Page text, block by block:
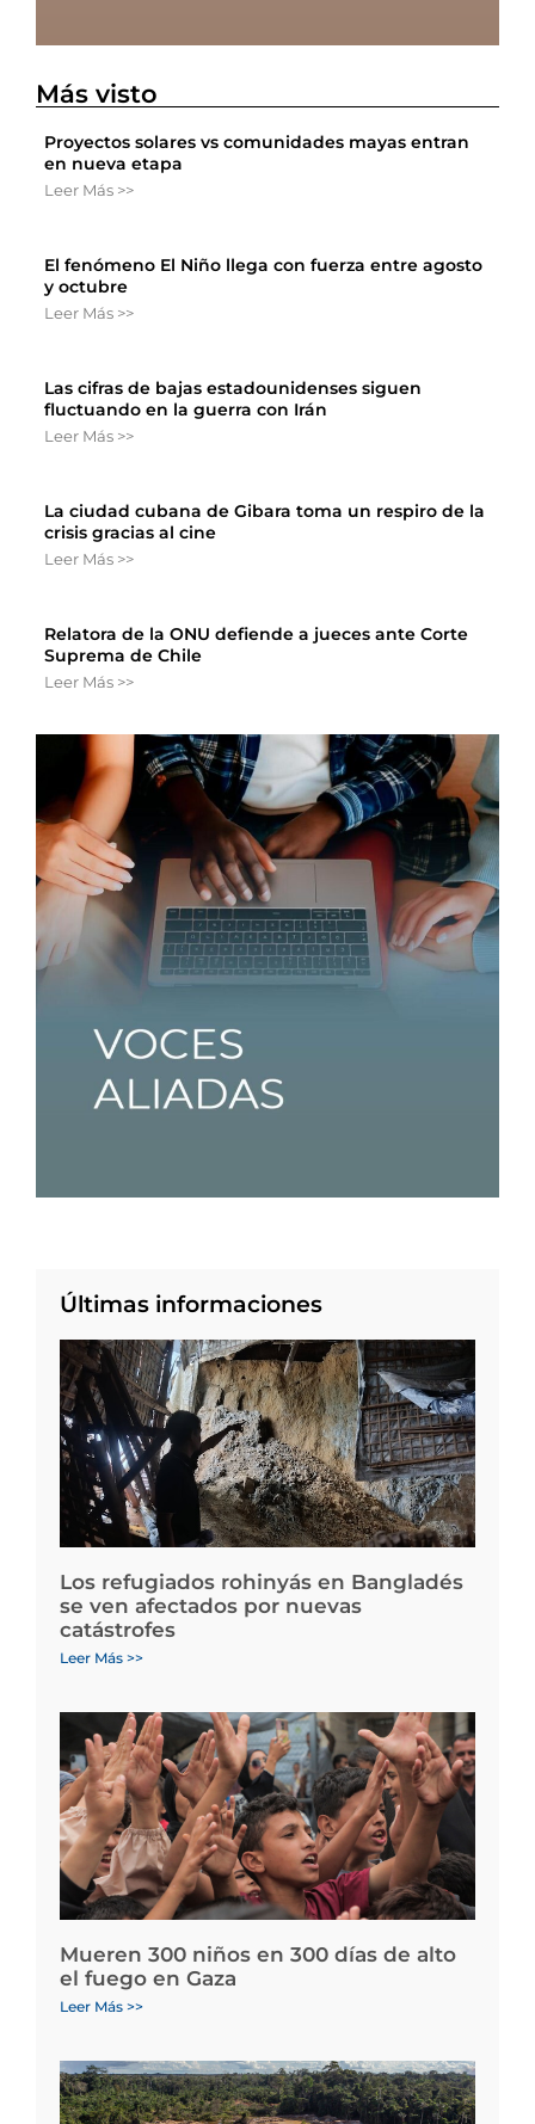
Más visto
Proyectos solares vs comunidades mayas entran
en nueva etapa
Leer Más >>
El fenómeno El Niño llega con fuerza entre agosto
y octubre
Leer Más >>
Las cifras de bajas estadounidenses siguen
fluctuando en la guerra con Irán
Leer Más >>
La ciudad cubana de Gibara toma un respiro de la
crisis gracias al cine
Leer Más >>
Relatora de la ONU defiende a jueces ante Corte
Suprema de Chile
Leer Más >>
Últimas informaciones
Los refugiados rohinyás en Bangladés
se ven afectados por nuevas
catástrofes
Leer Más >>
Mueren 300 niños en 300 días de alto
el fuego en Gaza
Leer Más >>